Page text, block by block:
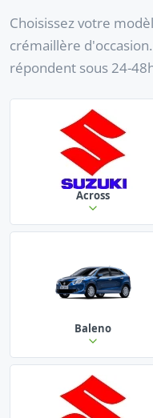
Choisissez votre
crémaillère
répondent sous 24-
Across
Baleno